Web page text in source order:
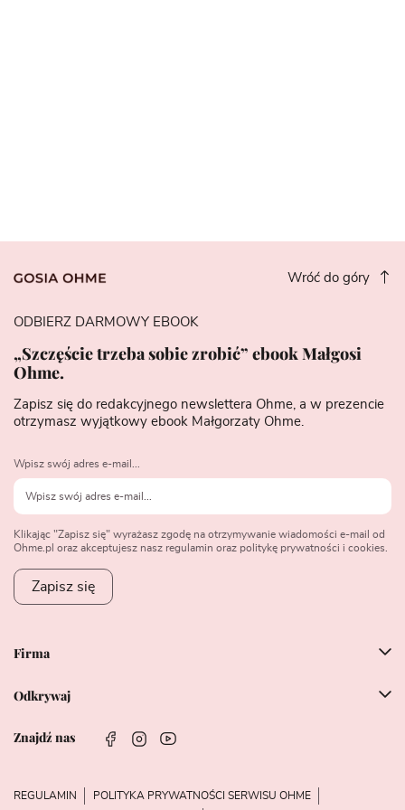
Wróć do góry
Firma
Odkrywaj
Znajdź nas
ODBIERZ DARMOWY EBOOK
„Szczęście trzeba sobie zrobić” ebook Małgosi
Ohme.
Zapisz się do redakcyjnego newslettera Ohme, a w prezencie
otrzymasz wyjątkowy ebook Małgorzaty Ohme.
Wpisz swój adres e-mail...
Klikając "Zapisz się" wyrażasz zgodę na otrzymywanie wiadomości e-mail od
Ohme.pl oraz akceptujesz nasz regulamin oraz politykę prywatności i cookies.
Zapisz się
REGULAMIN POLITYKA PRYWATNOŚCI SERWISU OHME